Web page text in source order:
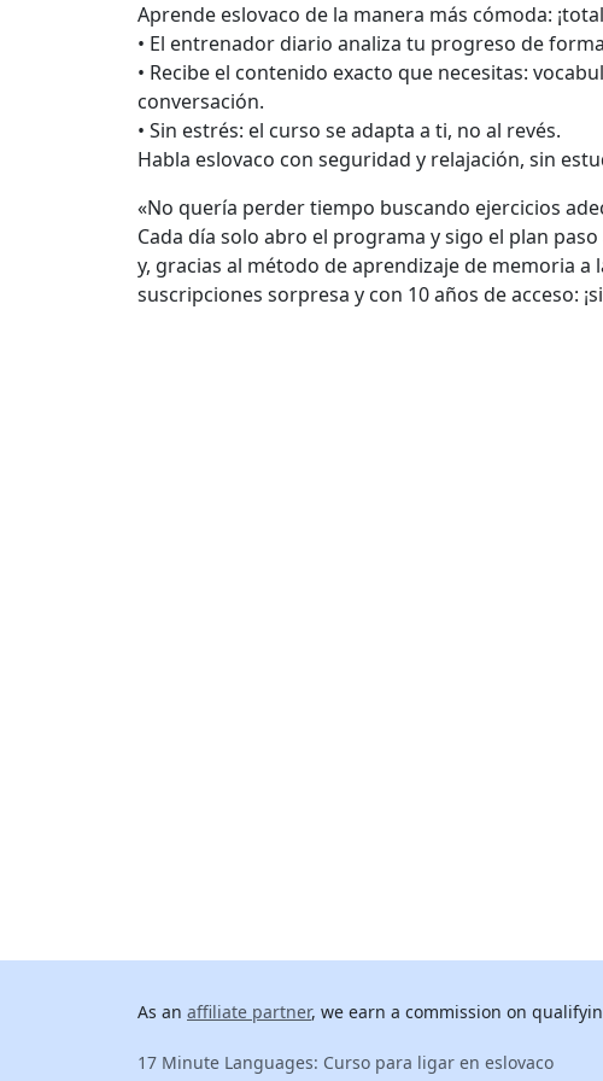
Aprende eslovaco de la manera más cómoda:
• El entrenador diario analiza tu progreso de
• Recibe el contenido exacto que necesitas:
conversación.
• Sin estrés: el curso se adapta a ti, no al revés.
Habla eslovaco con seguridad y relajación, sin
«No quería perder tiempo buscando ejercicios
Cada día solo abro el programa y sigo el plan
y, gracias al método de aprendizaje de memoria
suscripciones sorpresa y con 10 años de acceso:
As an affiliate partner, we earn a commission on
17 Minute Languages: Curso para ligar en eslovaco